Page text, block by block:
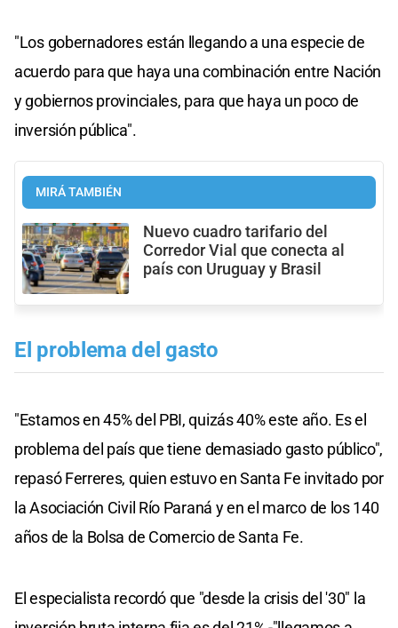
"Los gobernadores están llegando a una especie de
acuerdo para que haya una combinación entre Nación
y gobiernos provinciales, para que haya un poco de
inversión pública".
MIRÁ TAMBIÉN
Nuevo cuadro tarifario del
Corredor Vial que conecta al
país con Uruguay y Brasil
El problema del gasto
"Estamos en 45% del PBI, quizás 40% este año. Es el
problema del país que tiene demasiado gasto público",
repasó Ferreres, quien estuvo en Santa Fe invitado por
la Asociación Civil Río Paraná y en el marco de los 140
años de la Bolsa de Comercio de Santa Fe.
El especialista recordó que "desde la crisis del '30" la